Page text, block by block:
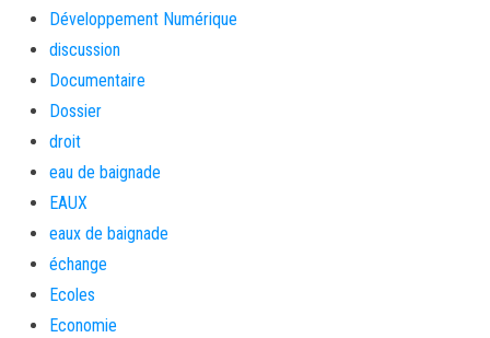
Développement Numérique
discussion
Documentaire
Dossier
droit
eau de baignade
EAUX
eaux de baignade
échange
Ecoles
Economie